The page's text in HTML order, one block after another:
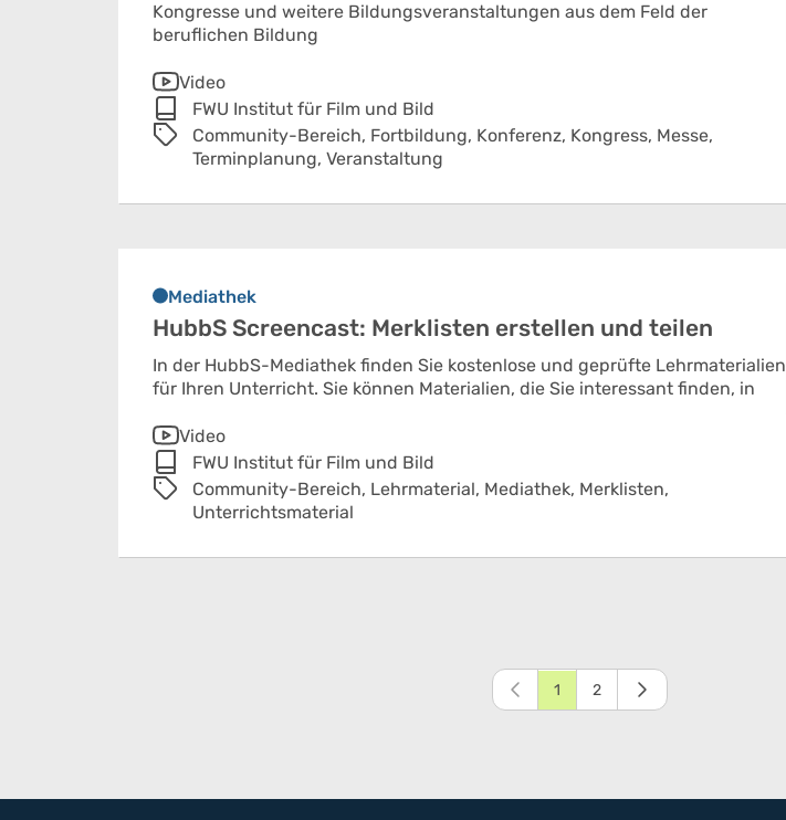
Kongresse und weitere Bildungsveranstaltungen aus dem Feld der
beruflichen Bildung
Video
FWU Institut für Film und Bild
Community-Bereich, Fortbildung, Konferenz, Kongress, Messe,
Terminplanung, Veranstaltung
Mediathek
HubbS Screencast: Merklisten erstellen und teilen
In der HubbS-Mediathek finden Sie kostenlose und geprüfte Lehrmaterialien
für Ihren Unterricht. Sie können Materialien, die Sie interessant finden, in
Video
FWU Institut für Film und Bild
Community-Bereich, Lehrmaterial, Mediathek, Merklisten,
Unterrichtsmaterial
1 2